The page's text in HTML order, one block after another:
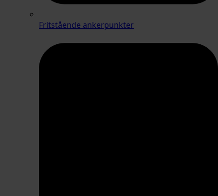
Fritstående ankerpunkter